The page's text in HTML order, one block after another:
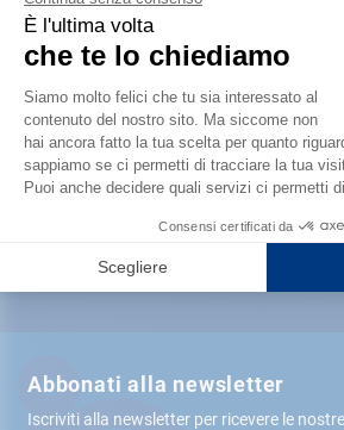
Consegna gratisin negozio
Pagamento sicuro
Abbonati alla newsletter
Iscriviti alla newsletter per ricevere le